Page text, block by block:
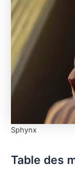
Sphynx
Table des